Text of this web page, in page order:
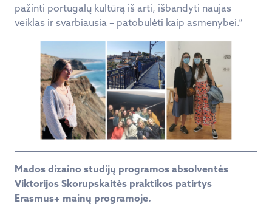
pažinti portugalų kultūrą iš arti, išbandyti naujas
veiklas ir svarbiausia – patobulėti kaip asmenybei.“
Mados dizaino studijų programos absolventės
Viktorijos Skorupskaitės praktikos patirtys
Erasmus+ mainų programoje.